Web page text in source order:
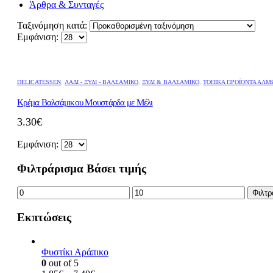
Άρθρα & Συνταγές
Ταξινόμηση κατά:
Εμφάνιση:
DELICATESSEN ΛΆΔΙ - ΞΎΔΙ - ΒΑΛΣΆΜΙΚΟ ΞΎΔΙ & ΒΑΛΣΆΜΙΚΟ ΤΟΠΙΚΆ ΠΡΟΪΌΝΤΑ
Κρέμα Βαλσάμικου Μουστάρδα με Μέλι
3.30€
Εμφάνιση:
Φιλτράρισμα Βάσει τιμής
Ελάχιστη
τιμή
Μέγιστη
τιμή
Εκπτώσεις
Φυστίκι Αράπικο
0 out of 5